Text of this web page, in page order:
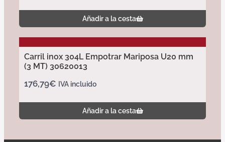
Añadir a la cesta
Carril inox 304L Empotrar Mariposa U20 mm
(3 MT) 30620013
176,79€ IVA incluido
Añadir a la cesta